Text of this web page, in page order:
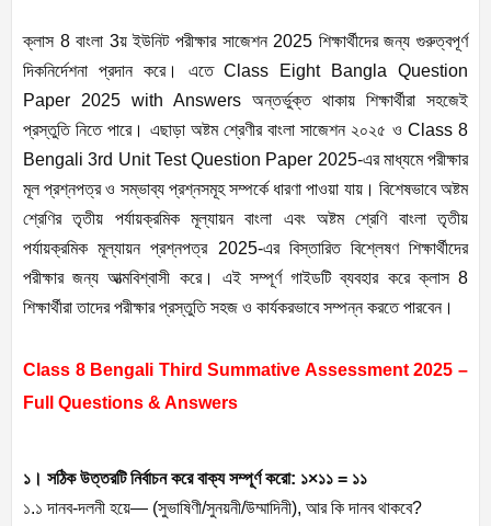
ক্লাস 8 বাংলা 3য় ইউনিট পরীক্ষার সাজেশন 2025 শিক্ষার্থীদের জন্য গুরুত্বপূর্ণ
দিকনির্দেশনা প্রদান করে। এতে Class Eight Bangla Question
Paper 2025 with Answers অন্তর্ভুক্ত থাকায় শিক্ষার্থীরা সহজেই
প্রস্তুতি নিতে পারে। এছাড়া অষ্টম শ্রেণীর বাংলা সাজেশন ২০২৫ ও Class 8
Bengali 3rd Unit Test Question Paper 2025-এর মাধ্যমে পরীক্ষার
মূল প্রশ্নপত্র ও সম্ভাব্য প্রশ্নসমূহ সম্পর্কে ধারণা পাওয়া যায়। বিশেষভাবে অষ্টম
শ্রেণির তৃতীয় পর্যায়ক্রমিক মূল্যায়ন বাংলা এবং অষ্টম শ্রেণি বাংলা তৃতীয়
পর্যায়ক্রমিক মূল্যায়ন প্রশ্নপত্র 2025-এর বিস্তারিত বিশ্লেষণ শিক্ষার্থীদের
পরীক্ষার জন্য আত্মবিশ্বাসী করে। এই সম্পূর্ণ গাইডটি ব্যবহার করে ক্লাস 8
শিক্ষার্থীরা তাদের পরীক্ষার প্রস্তুতি সহজ ও কার্যকরভাবে সম্পন্ন করতে পারবেন।
Class 8 Bengali Third Summative Assessment 2025 –
Full Questions & Answers
১। সঠিক উত্তরটি নির্বাচন করে বাক্য সম্পূর্ণ করো: ১×১১ = ১১
১.১ দানব-দলনী হয়ে— (সুভাষিণী/সুনয়নী/উম্মাদিনী), আর কি দানব থাকবে?